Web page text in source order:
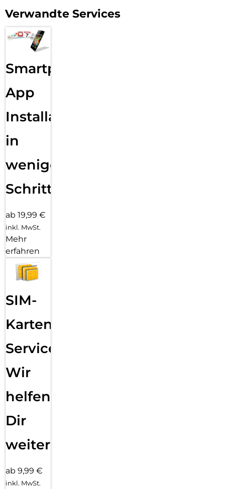
Verwandte Services
Smartphone
App
Installation
in
wenigen
Schritten
ab 19,99 €
inkl. MwSt.
Mehr
erfahren
SIM-
Karten
Service:
Wir
helfen
Dir
weiter
ab 9,99 €
inkl. MwSt.